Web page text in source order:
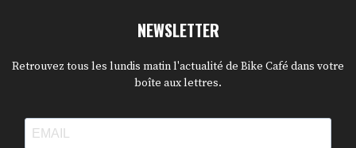
NEWSLETTER
Retrouvez tous les lundis matin l'actualité de Bike Café dans votre
boîte aux lettres.